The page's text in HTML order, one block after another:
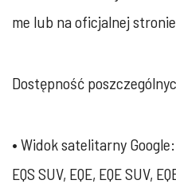
me lub na oficjalnej
Dostępność
• Widok satelitarny
EQS SUV, EQE, EQE SUV,